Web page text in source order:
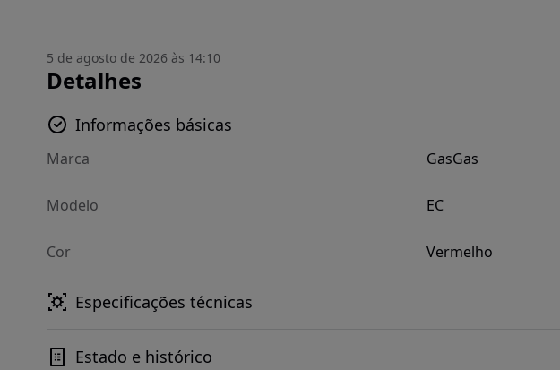
5 de agosto de 2026 às 14:10
Detalhes
Informações básicas
Marca GasGas
Modelo EC
Cor Vermelho
Especificações técnicas
Estado e histórico